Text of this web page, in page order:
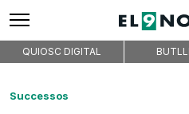
QUIOSC DIGITAL
Successos